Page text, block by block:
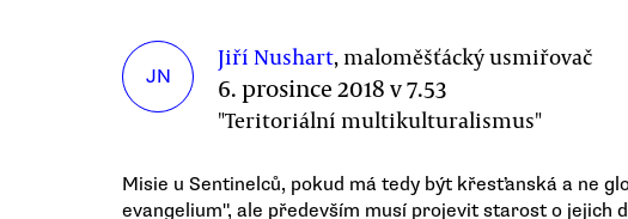
JN
Jiří Nushart, maloměšťácký usmiřovač
6. prosince 2018 v 7.53
"Teritoriální multikulturalismus"
Misie u Sentinelců, pokud má tedy být křesťanská a ne
evangelium", ale především musí projevit starost o jejich